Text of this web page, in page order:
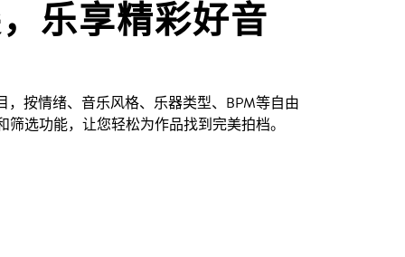
乐享精彩好音
按情绪、音乐风格、乐器类型、BPM等自由
选功能，让您轻松为作品找到完美拍档。